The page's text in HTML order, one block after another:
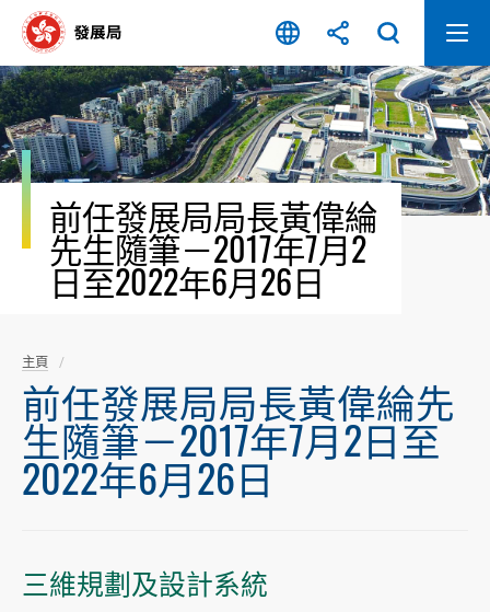
容
開
始
前任發展局局長黃偉綸
先生隨筆－2017年7月2
日至2022年6月26日
主頁
前任發展局局長黃偉綸先
生隨筆－2017年7月2日至
2022年6月26日
三維規劃及設計系統